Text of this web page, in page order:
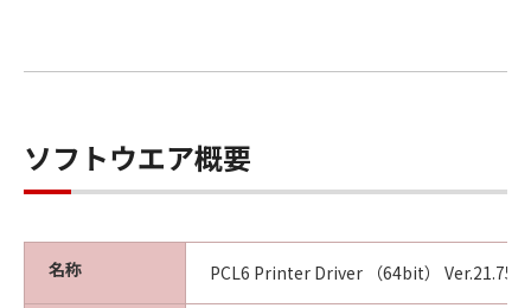
A "US Government End User" shall mean any
agency or entity of the government of the
United States. If you are a US Government
SOFTWARE is a "commercial item," as that
term is defined at 48 C.F.R. 2.101 (October
ソフトウエア概要
名称 PCL6 Printer Driver （64bit） Ver.21.75